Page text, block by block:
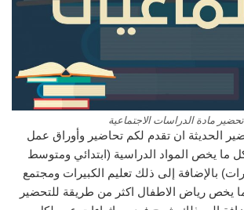
تحضير مادة الدراسات الاجتماعية
الحديثة ان تقدم لكم تحاضير وأوراق عمل
ما يخص المواد الدراسية (ابتدائي ومتوسط
بالإضافة إلى ذلك تعليم الكبيرات ومجتمع
ما يخص رياض الاطفال اكثر من طريقة للتحضير